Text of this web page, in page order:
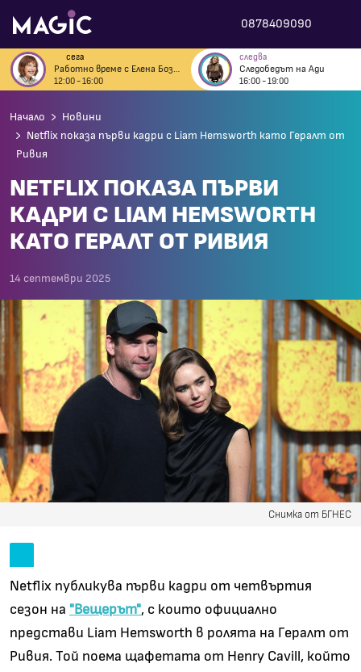
0878409090
сега
12:00 - 16:00
следва
Следобедът на Ади
16:00 - 19:00
Начало
Новини
Netflix показа първи кадри с Liam Hemsworth като Гералт от
Ривия
NETFLIX ПОКАЗА ПЪРВИ
КАДРИ С LIAM HEMSWORTH
КАТО ГЕРАЛТ ОТ РИВИЯ
14 септември 2025
Снимка от БГНЕС
Netflix публикува първи кадри от четвъртия
сезон на "Вещерът", с които официално
представи Liam Hemsworth в ролята на Гералт от
Ривия. Той поема щафетата от Henry Cavill, който